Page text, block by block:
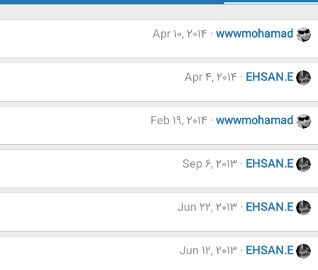
wwwmohamad
Apr 10, 2014
EHSAN.E
Apr 4, 2014
wwwmohamad
Feb 19, 2014
EHSAN.E
Sep 6, 2013
EHSAN.E
Jun 22, 2013
EHSAN.E
Jun 12, 2013